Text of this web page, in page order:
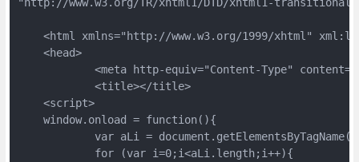
<html xmlns="http://www.w3.org/1999/xhtml"
    <head>
<meta http-equiv="Content-Type"
            <title></title>
    <script>
    window.onload = function(){
var aLi =
            for (var i=0;i<aLi.length;i++){